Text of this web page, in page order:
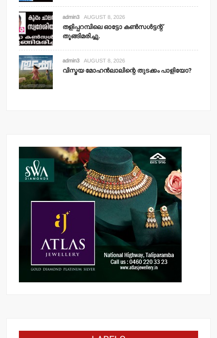
admin3 AUGUST 8, 2026
തളിപ്പറമ്പിലെ ഓട്ടോ കണ്‍സള്‍ട്ടന്റ്
തൂങ്ങിമരിച്ചു.
admin3 AUGUST 8, 2026
വിസ്മയ മോഹന്‍ലാലിന്റെ തുടക്കം പാളിയോ?